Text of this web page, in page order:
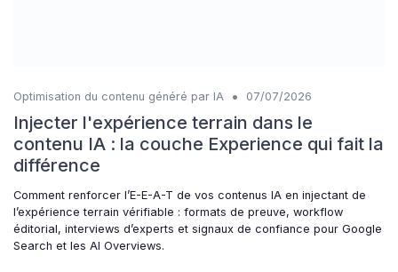
Optimisation du contenu généré par IA • 07/07/2026
Injecter l'expérience terrain dans le
contenu IA : la couche Experience qui fait la
différence
Comment renforcer l’E-E-A-T de vos contenus IA en injectant de
l’expérience terrain vérifiable : formats de preuve, workflow
éditorial, interviews d’experts et signaux de confiance pour Google
Search et les AI Overviews.